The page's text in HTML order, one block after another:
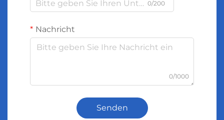
0/200
Nachricht
0/1000
Senden